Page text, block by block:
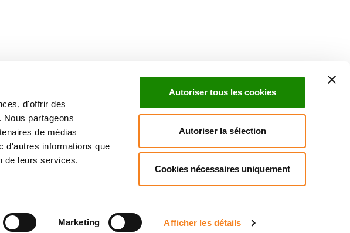
d'offrir des
partageons
de médias
d'autres informations que
de leurs services.
Marketing Afficher les détails
Autoriser tous les cookies
Autoriser la sélection
Cookies nécessaires uniquement
Inscrivez-vous à la newsletter
ActualitésDroits du patient
Mentions légalesPolitique des données personnellesGestion des cookiesSignalement